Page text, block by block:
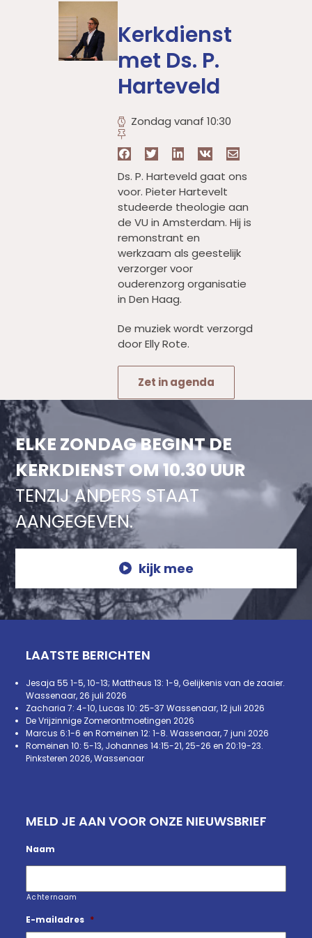
Kerkdienst
met Ds. P.
Harteveld
Zondag vanaf 10:30
Ds. P. Harteveld gaat ons
voor. Pieter Hartevelt
studeerde theologie aan
de VU in Amsterdam. Hij is
remonstrant en
werkzaam als geestelijk
verzorger voor
ouderenzorg organisatie
in Den Haag.
De muziek wordt verzorgd
door Elly Rote.
Zet in agenda
ELKE ZONDAG BEGINT DE
KERKDIENST OM 10.30 UUR
TENZIJ ANDERS STAAT
AANGEGEVEN.
kijk mee
LAATSTE BERICHTEN
Jesaja 55 1-5, 10-13; Mattheus 13: 1-9, Gelijkenis van de zaaier.
Wassenaar, 26 juli 2026
Zacharia 7: 4-10, Lucas 10: 25-37 Wassenaar, 12 juli 2026
De Vrijzinnige Zomerontmoetingen 2026
Marcus 6:1-6 en Romeinen 12: 1-8. Wassenaar, 7 juni 2026
Romeinen 10: 5-13, Johannes 14:15-21, 25-26 en 20:19-23.
Pinksteren 2026, Wassenaar
MELD JE AAN VOOR ONZE NIEUWSBRIEF
Naam
Achternaam
E-mailadres *